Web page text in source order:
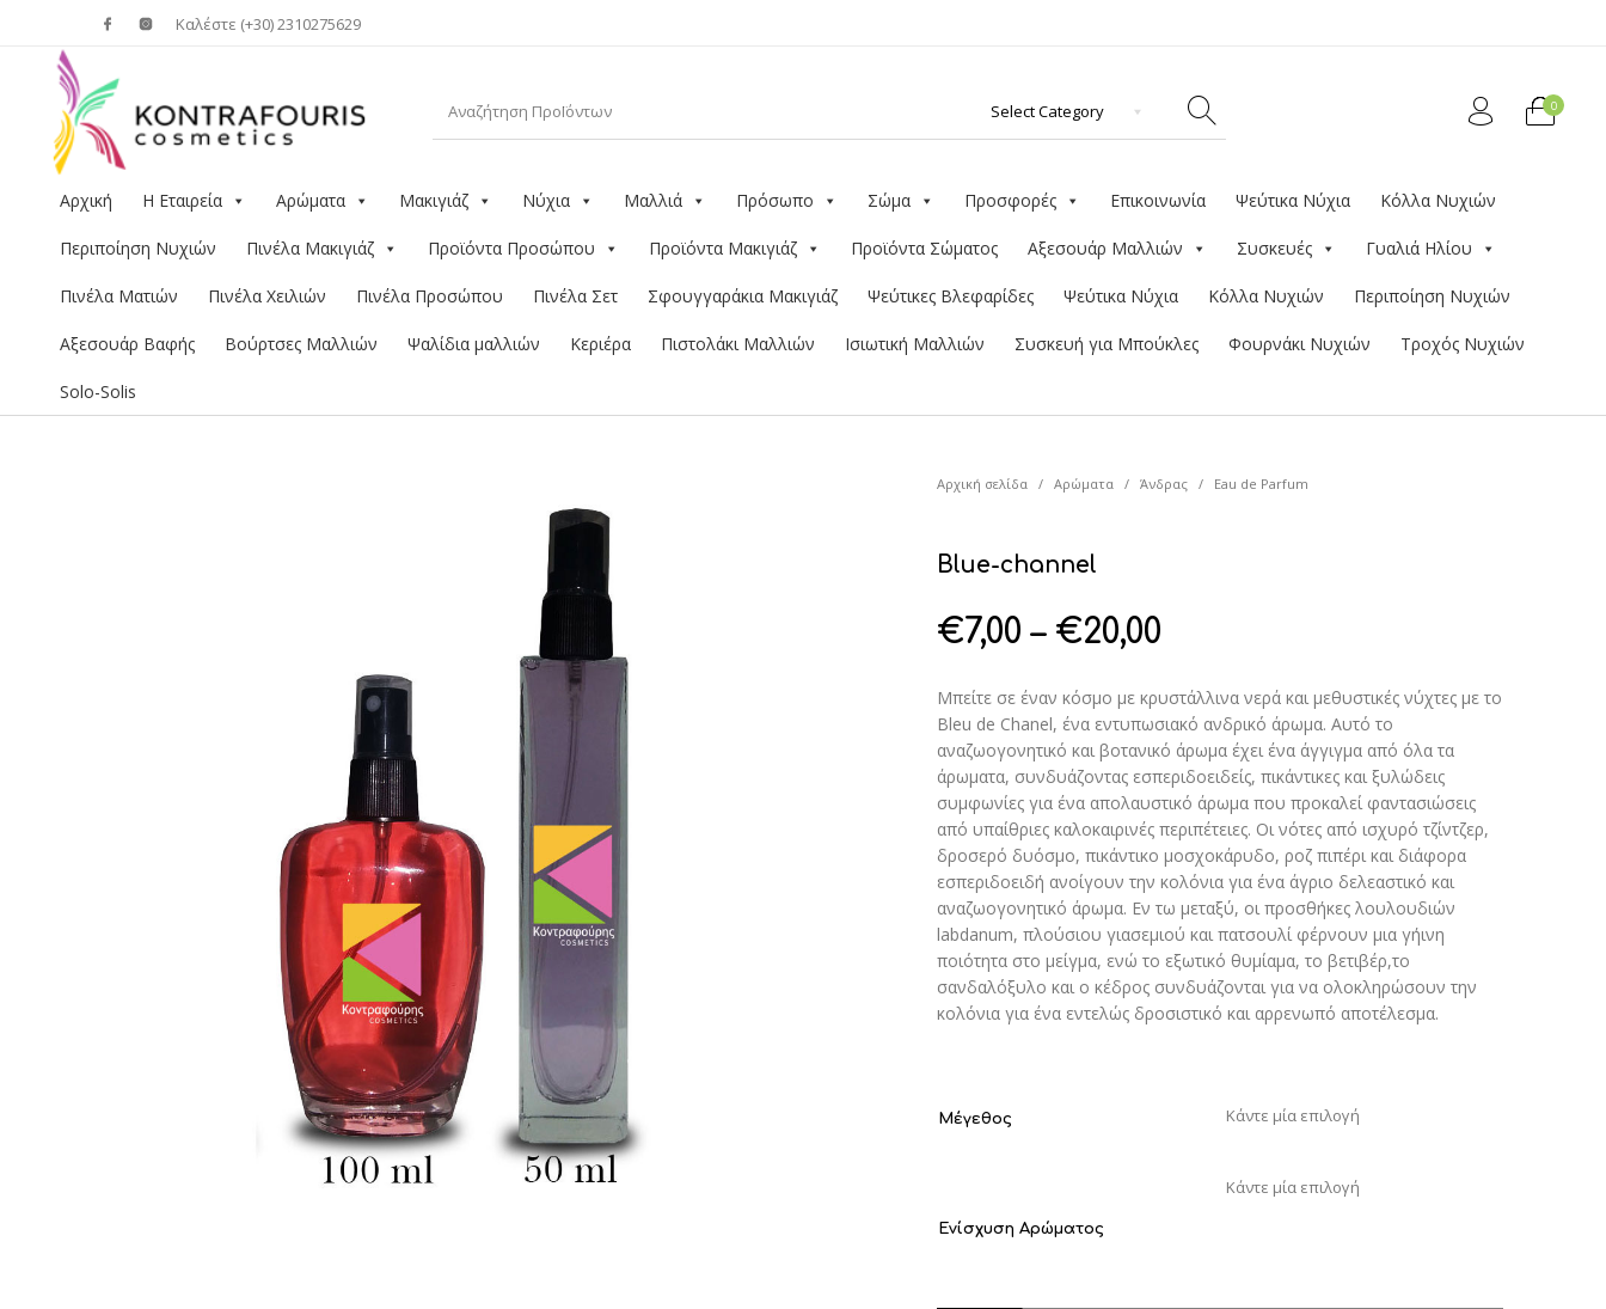
Καλέστε (+30) 2310275629
0
Αρχική Η Εταιρεία Αρώματα Μακιγιάζ Νύχια Μαλλιά Πρόσωπο Σώμα Προσφορές Επικοινωνία Ψεύτικα Νύχια Κόλλα Νυχιών
Περιποίηση Νυχιών Πινέλα Μακιγιάζ Προϊόντα Προσώπου Προϊόντα Μακιγιάζ Προϊόντα Σώματος Αξεσουάρ Μαλλιών Συσκευές Γυαλιά Ηλίου
Πινέλα Ματιών Πινέλα Χειλιών Πινέλα Προσώπου Πινέλα Σετ Σφουγγαράκια Μακιγιάζ Ψεύτικες Βλεφαρίδες Ψεύτικα Νύχια Κόλλα Νυχιών Περιποίηση Νυχιών
Αξεσουάρ Βαφής Βούρτσες Μαλλιών Ψαλίδια μαλλιών Κεριέρα Πιστολάκι Μαλλιών Ισιωτική Μαλλιών Συσκευή για Μπούκλες Φουρνάκι Νυχιών Τροχός Νυχιών
Solo-Solis
Αρχική σελίδα / Αρώματα / Άνδρας / Eau de Parfum
Blue-channel
€7,00 – €20,00
Μπείτε σε έναν κόσμο με κρυστάλλινα νερά και μεθυστικές νύχτες με το
Bleu de Chanel, ένα εντυπωσιακό ανδρικό άρωμα. Αυτό το
αναζωογονητικό και βοτανικό άρωμα έχει ένα άγγιγμα από όλα τα
άρωματα, συνδυάζοντας εσπεριδοειδείς, πικάντικες και ξυλώδεις
συμφωνίες για ένα απολαυστικό άρωμα που προκαλεί φαντασιώσεις
από υπαίθριες καλοκαιρινές περιπέτειες. Οι νότες από ισχυρό τζίντζερ,
δροσερό δυόσμο, πικάντικο μοσχοκάρυδο, ροζ πιπέρι και διάφορα
εσπεριδοειδή ανοίγουν την κολόνια για ένα άγριο δελεαστικό και
αναζωογονητικό άρωμα. Εν τω μεταξύ, οι προσθήκες λουλουδιών
labdanum, πλούσιου γιασεμιού και πατσουλί φέρνουν μια γήινη
ποιότητα στο μείγμα, ενώ το εξωτικό θυμίαμα, το βετιβέρ,το
σανδαλόξυλο και ο κέδρος συνδυάζονται για να ολοκληρώσουν την
κολόνια για ένα εντελώς δροσιστικό και αρρενωπό αποτέλεσμα.
Μέγεθος
Ενίσχυση Αρώματος